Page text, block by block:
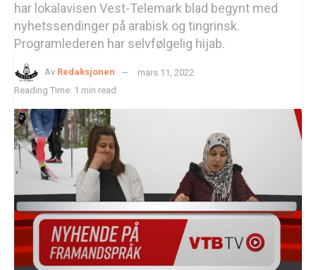
har lokalavisen Vest-Telemark blad begynt med
nyhetssendinger på arabisk og tingrinsk.
Programlederen har selvfølgelig hijab.
Av Redaksjonen
mars 11, 2022
Reading Time: 1 min read